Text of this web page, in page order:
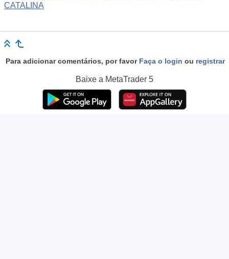
CATALINA
Para adicionar comentários, por favor Faça o login ou registrar
Baixe a MetaTrader 5